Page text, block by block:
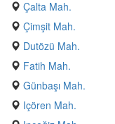
Çalta Mah.
Çimşit Mah.
Dutözü Mah.
Fatih Mah.
Günbaşı Mah.
Içören Mah.